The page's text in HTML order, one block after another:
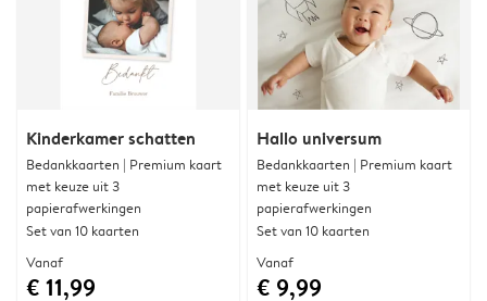
Kinderkamer schatten
Bedankkaarten | Premium kaart
met keuze uit 3
papierafwerkingen
Set van 10 kaarten
Vanaf
€ 11,99
Hallo universum
Bedankkaarten | Premium kaart
met keuze uit 3
papierafwerkingen
Set van 10 kaarten
Vanaf
€ 9,99